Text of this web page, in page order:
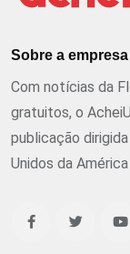
Sobre a empresa
Com notícias da
gratuitos, o
publicação
Unidos da América